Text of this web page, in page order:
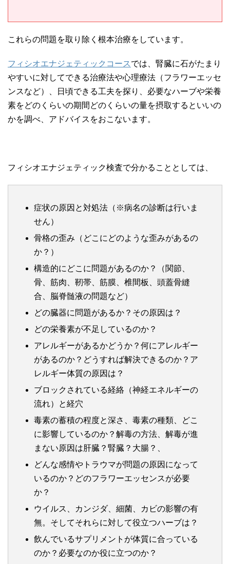
これらの問題を取り除く根本治療をしています。
フィシオエナジェティックコース では、腎臓に石がたまり
やすいに対してできる治療法や心理療法（フラワーエッセ
ンスなど）、日頃できる工夫を探り、必要なハーブや栄養
素をどのくらいの期間どのくらいの量を摂取するといいの
かを調べ、アドバイスをおこないます。
フィシオエナジェティック検査で分かることとしては、
症状の原因と対処法（※病名の診断は行いま
せん）
骨格の歪み（どこにどのような歪みがあるの
か？）
構造的にどこに問題があるのか？（関節、
骨、筋肉、靭帯、筋膜、椎間板、頭蓋骨縫
合、脳脊髄液の問題など）
どの臓器に問題があるか？その原因は？
どの栄養素が不足しているのか？
アレルギーがあるかどうか？何にアレルギー
があるのか？どうすれば解決できるのか？ア
レルギー体質の原因は？
ブロックされている経絡（神経エネルギーの
流れ）と経穴
毒素の蓄積の程度と深さ、毒素の種類、どこ
に影響しているのか？解毒の方法、解毒が進
まない原因は肝臓？腎臓？大腸？、
どんな感情やトラウマが問題の原因になって
いるのか？どのフラワーエッセンスが必要
か？
ウイルス、カンジダ、細菌、カビの影響の有
無。そしてそれらに対して役立つハーブは？
飲んでいるサプリメントが体質に合っている
のか？必要なのか役に立つのか？